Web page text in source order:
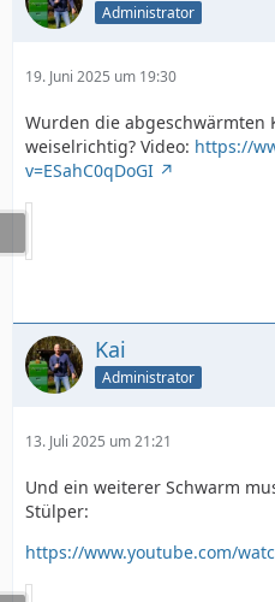
Administrator
19. Juni 2025 um 19:30
Wurden die abgeschwärmten
weiselrichtig? Video: https://
v=ESahC0qDoGI
Kai
Administrator
13. Juli 2025 um 21:21
Und ein weiterer Schwarm
Stülper:
https://www.youtube.com/